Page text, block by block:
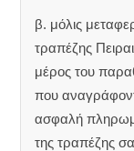
β. μόλις
τραπέζης
μέρος του
που
ασφαλή
της τραπέζης